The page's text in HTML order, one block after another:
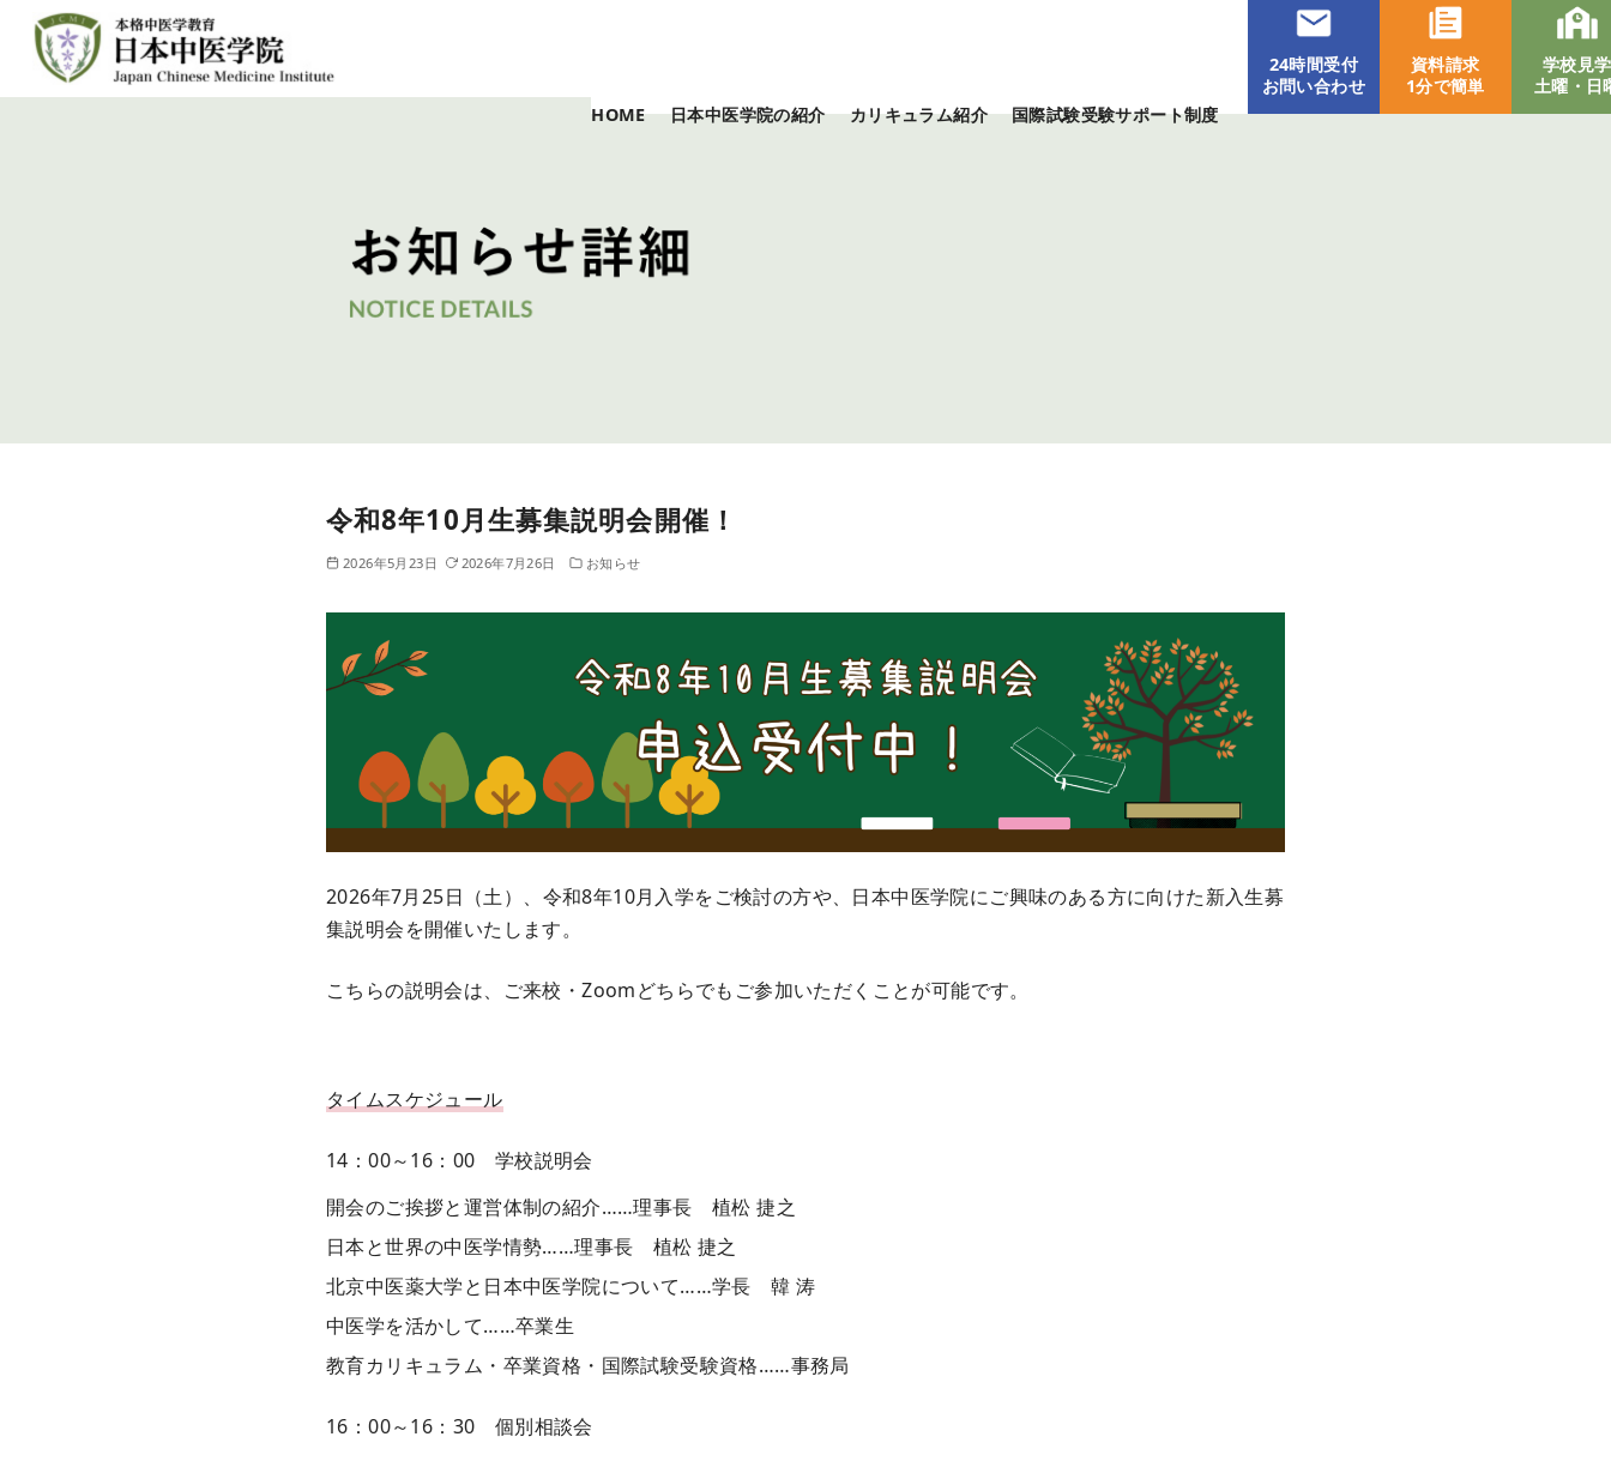
HOME 日本中医学院の紹介 カリキュラム紹介 国際試験受験サポート制度
24時間受付
お問い合わせ
資料請求
1分で簡単
学校見学
土曜・日
令和8年10月生募集説明会開催！
2026年5月23日 2026年7月26日 お知らせ
2026年7月25日（土）、令和8年10月入学をご検討の方や、日本中医学院にご興味のある方に向けた新入生募
集説明会を開催いたします。
こちらの説明会は、ご来校・Zoomどちらでもご参加いただくことが可能です。
タイムスケジュール
14：00～16：00 学校説明会
開会のご挨拶と運営体制の紹介……理事長 植松 捷之
日本と世界の中医学情勢……理事長 植松 捷之
北京中医薬大学と日本中医学院について……学長 韓 涛
中医学を活かして……卒業生
教育カリキュラム・卒業資格・国際試験受験資格……事務局
16：00～16：30 個別相談会